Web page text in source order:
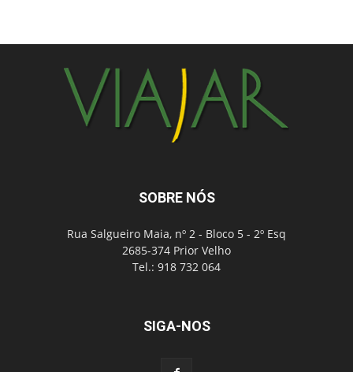
SOBRE NÓS
Rua Salgueiro Maia, nº 2 - Bloco 5 - 2º Esq
2685-374 Prior Velho
Tel.: 918 732 064
SIGA-NOS